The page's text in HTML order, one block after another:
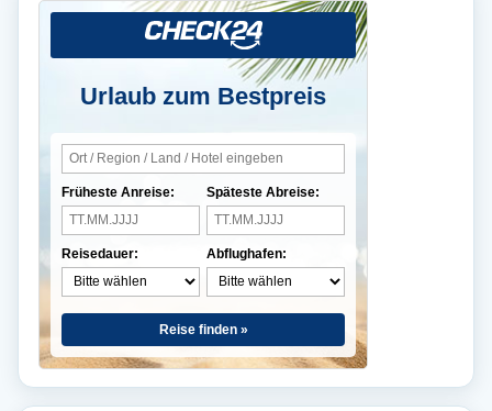
Urlaub zum Bestpreis
Früheste Anreise:
Reisedauer:
Späteste Abreise:
Abflughafen:
Reise finden »